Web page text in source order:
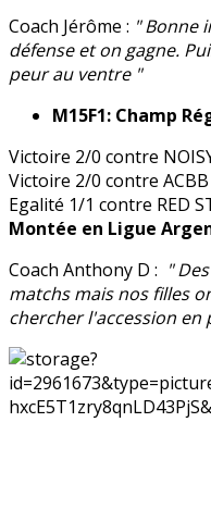
Coach Jérôme : " Bonne
défense et on gagne.
peur au ventre "
M15F1: Champ
Victoire 2/0 contre
Victoire 2/0 contre ACBB
Egalité 1/1 contre RED
Montée en Ligue
Coach Anthony D : "
matchs mais nos filles
chercher l'accession en